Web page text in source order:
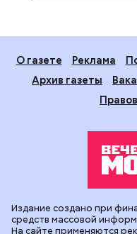
О газете Реклама
Архив газеты
Издание создано при
средств массовой
На сайте применяются